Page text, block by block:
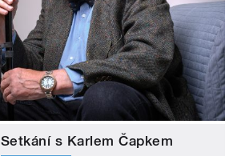
Setkání s Karlem Čapkem